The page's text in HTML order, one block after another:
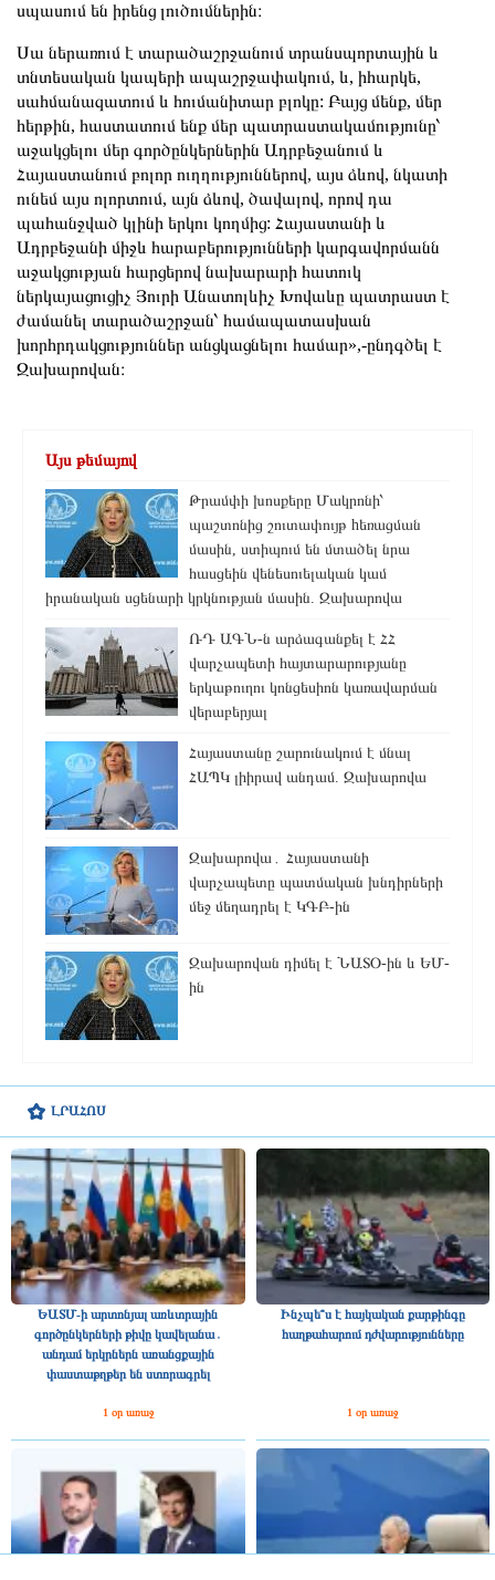
ԼՐԱՀՈՍ
ԵԱՏՄ-ի արտոնյալ առևտրային
գործընկերների թիվը կավելանա․
անդամ երկրներն առանցքային
փաստաթղթեր են ստորագրել
1 օր առաջ
Ինչպե՞ս է հայկական քարթինգը
հաղթահարում դժվարությունները
1 օր առաջ
սպասում են իրենց լուծումներին։
Սա ներառում է տարածաշրջանում տրանսպորտային և
տնտեսական կապերի ապաշրջափակում, և, իհարկե,
սահմանազատում և հումանիտար բլոկը: Բայց մենք, մեր
հերթին, հաստատում ենք մեր պատրաստակամությունը՝
աջակցելու մեր գործընկերներին Ադրբեջանում և
Հայաստանում բոլոր ուղղություններով, այս ձևով, նկատի
ունեմ այս ոլորտում, այն ձևով, ծավալով, որով դա
պահանջված կլինի երկու կողմից: Հայաստանի և
Ադրբեջանի միջև հարաբերությունների կարգավորմանն
աջակցության հարցերով նախարարի հատուկ
ներկայացուցիչ Յուրի Անատոլևիչ Խովաևը պատրաստ է
ժամանել տարածաշրջան՝ համապատասխան
խորհրդակցություններ անցկացնելու համար»,-ընդգծել է
Զախարովան։
Այս թեմայով
Թրամփի խոսքերը Մակրոնի՝
պաշտոնից շուտափույթ hեռացման
մասին, ստիպում են մտածել նրա
հասցեին վենեսուելական կամ
իրանական սցենարի կրկնության մասին. Զախարովա
ՌԴ ԱԳՆ-ն արձագանքել է ՀՀ
վարչապետի հայտարարությանը
երկաթուղու կոնցեսիոն կառավարման
վերաբերյալ
Հայաստանը շարունակում է մնալ
ՀԱՊԿ լիիրավ անդամ. Զախարովա
Զախարովա․ Հայաստանի
վարչապետը պատմական խնդիրների
մեջ մեղադրել է ԿԳԲ-ին
Զախարովան դիմել է ՆԱՏՕ-ին և ԵՄ-
ին